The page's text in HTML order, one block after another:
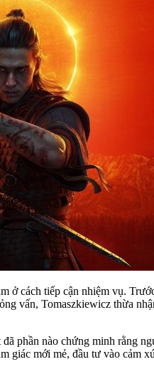
cách tiếp cận nhiệm vụ.
vấn, Tomaszkiewicz thừa
phần nào chứng minh rằng
giác mới mẻ, đầu tư vào